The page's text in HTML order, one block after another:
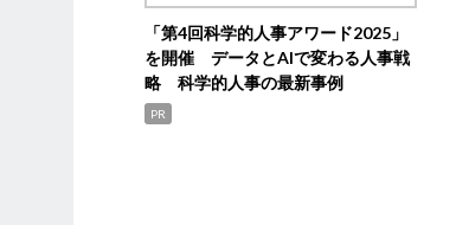
「第4回科学的人事アワード2025」
を開催 データとAIで変わる人事戦
略 科学的人事の最新事例
PR